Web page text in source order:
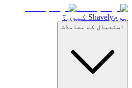
ہومShavely کیوں؟
استعمال کے معاملات